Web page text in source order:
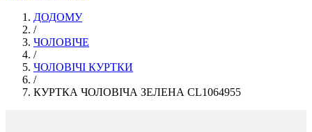
ДОДОМУ
/
ЧОЛОВІЧЕ
/
ЧОЛОВІЧІ КУРТКИ
/
КУРТКА ЧОЛОВІЧА ЗЕЛЕНА CL1064955